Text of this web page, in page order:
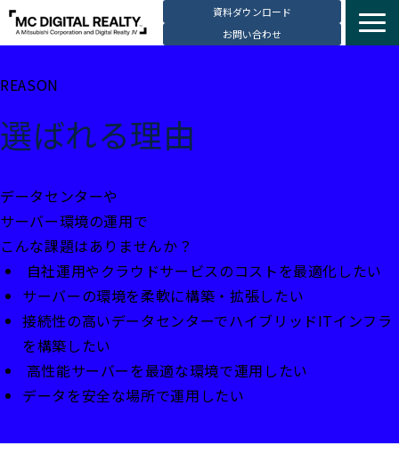
資料ダウンロード
お問い合わせ
データセンター拠点
お知らせ
会社・採用情報
REASON
選ばれる理由
データセンターや
サーバー環境の運用で
こんな課題はありませんか？
自社運用やクラウドサービスのコストを最適化したい
サーバーの環境を柔軟に構築・拡張したい
接続性の高いデータセンターでハイブリッドITインフラ
を構築したい
高性能サーバーを最適な環境で運用したい
データを安全な場所で運用したい